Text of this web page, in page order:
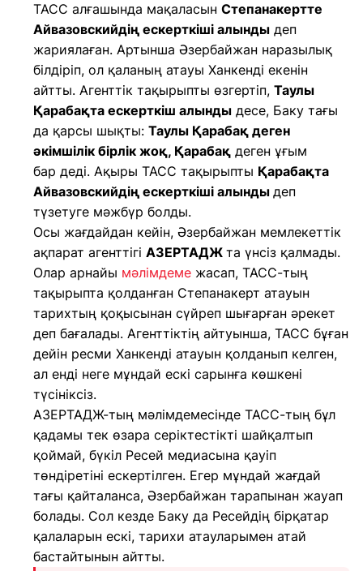
ТАСС алғашында мақаласын Степанакертте
Айвазовскийдің ескерткіші алынды деп
жариялаған. Артынша Әзербайжан наразылық
білдіріп, ол қаланың атауы Ханкенді екенін
айтты. Агенттік тақырыпты өзгертіп, Таулы
Қарабақта ескерткіш алынды десе, Баку тағы
да қарсы шықты: Таулы Қарабақ деген
әкімшілік бірлік жоқ, Қарабақ деген ұғым
бар деді. Ақыры ТАСС тақырыпты Қарабақта
Айвазовскийдің ескерткіші алынды деп
түзетуге мәжбүр болды.
Осы жағдайдан кейін, Әзербайжан мемлекеттік
ақпарат агенттігі АЗЕРТАДЖ та үнсіз қалмады.
Олар арнайы мәлімдеме жасап, ТАСС-тың
тақырыпта қолданған Степанакерт атауын
тарихтың қоқысынан сүйреп шығарған әрекет
деп бағалады. Агенттіктің айтуынша, ТАСС бұған
дейін ресми Ханкенді атауын қолданып келген,
ал енді неге мұндай ескі сарынға көшкені
түсініксіз.
АЗЕРТАДЖ-тың мәлімдемесінде ТАСС-тың бұл
қадамы тек өзара серіктестікті шайқалтып
қоймай, бүкіл Ресей медиасына қауіп
төндіретіні ескертілген. Егер мұндай жағдай
тағы қайталанса, Әзербайжан тарапынан жауап
болады. Сол кезде Баку да Ресейдің бірқатар
қалаларын ескі, тарихи атауларымен атай
бастайтынын айтты.